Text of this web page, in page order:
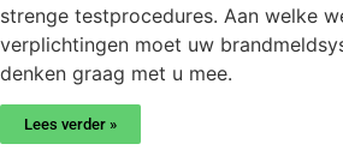
strenge testprocedures. Aan welke
verplichtingen moet uw
denken graag met u mee.
Lees verder »